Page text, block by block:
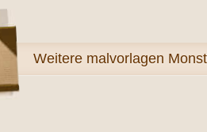
Weitere malvorlagen